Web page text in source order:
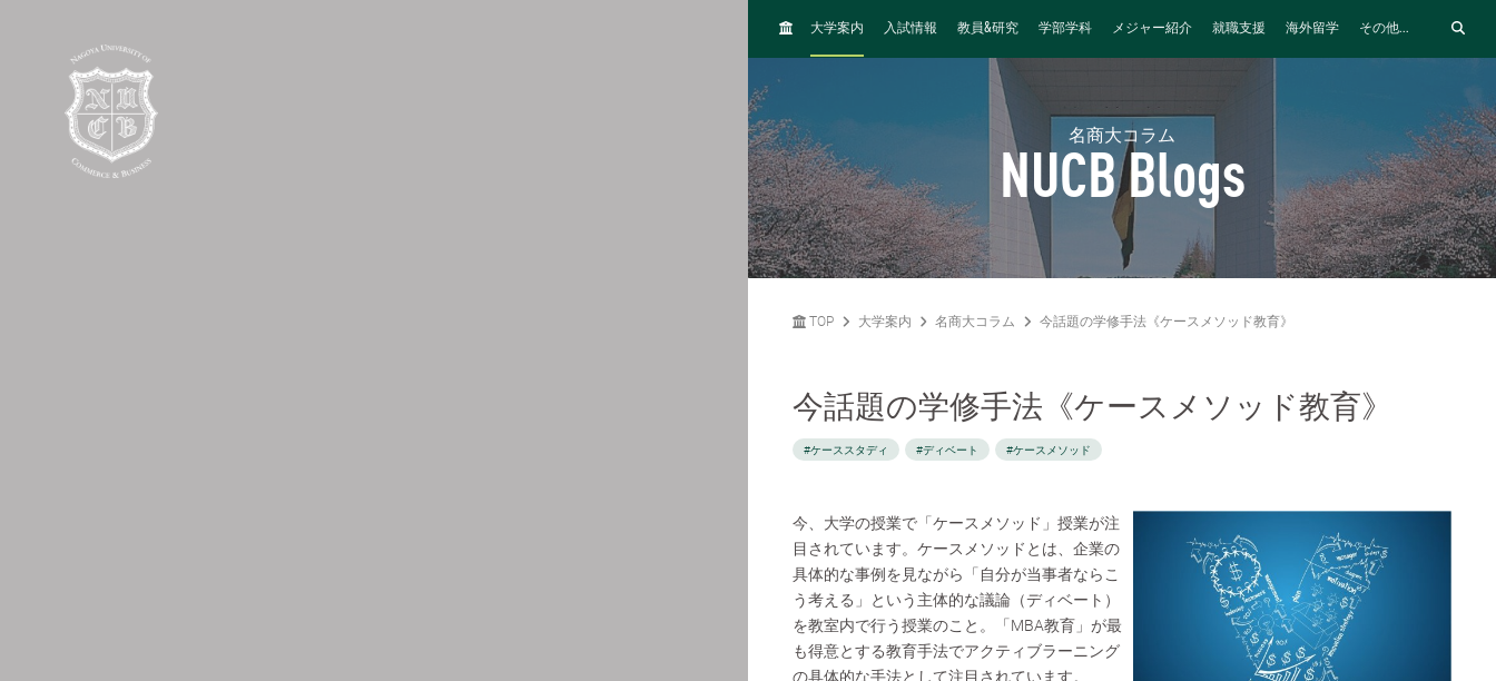
H
大学案内 入試情報 教員&研究 学部学科 メジャー紹介 就職支援 海外留学 その他...
名商大コラム
NUCB Blogs
TOP 大学案内 名商大コラム 今話題の学修手法《ケースメソッド教育》
今話題の学修手法《ケースメソッド教育》
#ケーススタディ #ディベート #ケースメソッド
今、大学の授業で「ケースメソッド」授業が注
目されています。ケースメソッドとは、企業の
具体的な事例を見ながら「自分が当事者ならこ
う考える」という主体的な議論（ディベート）
を教室内で行う授業のこと。「MBA教育」が最
も得意とする教育手法でアクティブラーニング
の具体的な手法として注目されています。